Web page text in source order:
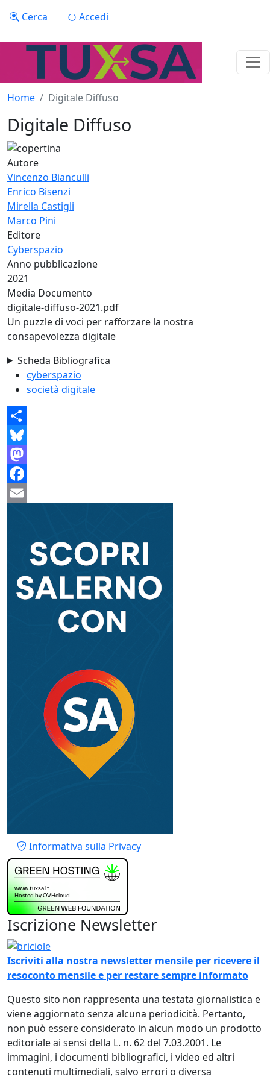
Menu profilo utente
Cerca Accedi
Home Digitale Diffuso
Digitale Diffuso
Autore
Vincenzo Bianculli
Enrico Bisenzi
Mirella Castigli
Marco Pini
Editore
Cyberspazio
Anno pubblicazione
2021
Media Documento
digitale-diffuso-2021.pdf
Un puzzle di voci per rafforzare la nostra
consapevolezza digitale
Scheda Bibliografica
cyberspazio
società digitale
Share
Bluesky
Mastodon
Facebook
Piè di pagina
Informativa sulla Privacy
Iscrizione Newsletter
Immagine
Iscriviti alla nostra newsletter mensile per ricevere il
resoconto mensile e per restare sempre informato
Questo sito non rappresenta una testata giornalistica e
viene aggiornato senza alcuna periodicità. Pertanto,
non può essere considerato in alcun modo un prodotto
editoriale ai sensi della L. n. 62 del 7.03.2001. Le
immagini, i documenti bibliografici, i video ed altri
contenuti multimediali, salvo errori o diversa